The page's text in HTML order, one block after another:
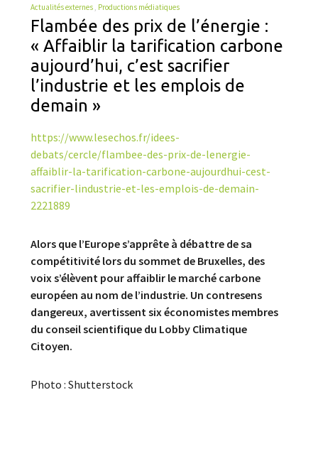
Actualités externes
Productions médiatiques
Flambée des prix de l’énergie :
« Affaiblir la tarification carbone
aujourd’hui, c’est sacrifier
l’industrie et les emplois de
demain »
https://www.lesechos.fr/idees-
debats/cercle/flambee-des-prix-de-lenergie-
affaiblir-la-tarification-carbone-aujourdhui-cest-
sacrifier-lindustrie-et-les-emplois-de-demain-
2221889
Alors que l’Europe s’apprête à débattre de sa
compétitivité lors du sommet de Bruxelles, des
voix s’élèvent pour affaiblir le marché carbone
européen au nom de l’industrie. Un contresens
dangereux, avertissent six économistes membres
du conseil scientifique du Lobby Climatique
Citoyen.
Photo : Shutterstock